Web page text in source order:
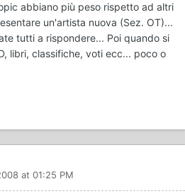
abbiano più peso rispetto ad altri
un'artista nuova (Sez. OT)...
tutti a rispondere... Poi quando si
libri, classifiche, voti ecc... poco o
at 01:25 PM